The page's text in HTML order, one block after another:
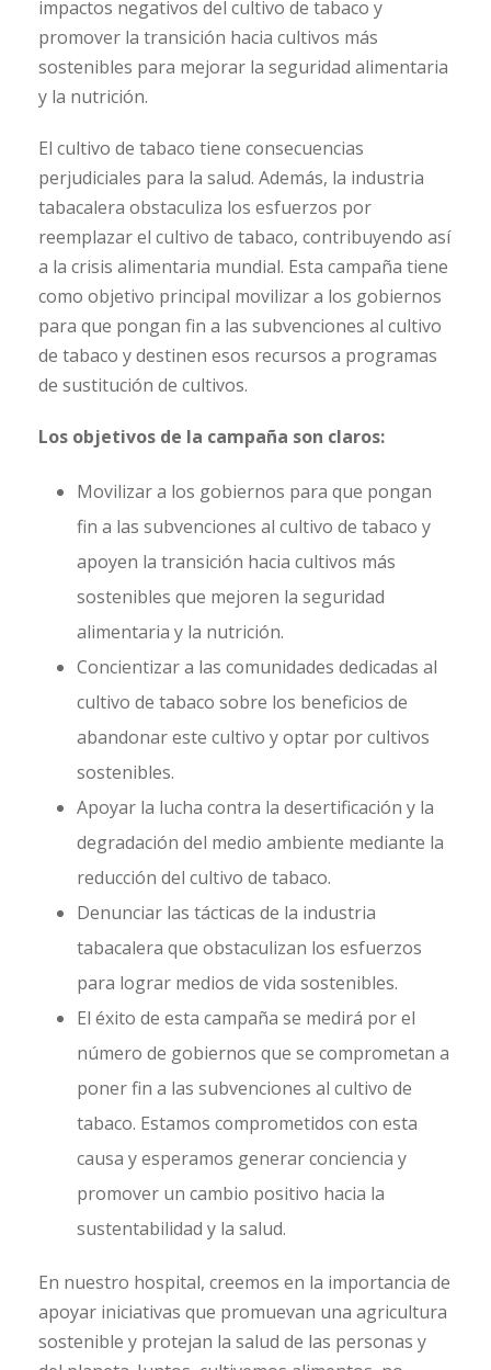
impactos negativos del cultivo de tabaco y
promover la transición hacia cultivos más
sostenibles para mejorar la seguridad alimentaria
y la nutrición.
El cultivo de tabaco tiene consecuencias
perjudiciales para la salud. Además, la industria
tabacalera obstaculiza los esfuerzos por
reemplazar el cultivo de tabaco, contribuyendo así
a la crisis alimentaria mundial. Esta campaña tiene
como objetivo principal movilizar a los gobiernos
para que pongan fin a las subvenciones al cultivo
de tabaco y destinen esos recursos a programas
de sustitución de cultivos.
Los objetivos de la campaña son claros:
Movilizar a los gobiernos para que pongan
fin a las subvenciones al cultivo de tabaco y
apoyen la transición hacia cultivos más
sostenibles que mejoren la seguridad
alimentaria y la nutrición.
Concientizar a las comunidades dedicadas al
cultivo de tabaco sobre los beneficios de
abandonar este cultivo y optar por cultivos
sostenibles.
Apoyar la lucha contra la desertificación y la
degradación del medio ambiente mediante la
reducción del cultivo de tabaco.
Denunciar las tácticas de la industria
tabacalera que obstaculizan los esfuerzos
para lograr medios de vida sostenibles.
El éxito de esta campaña se medirá por el
número de gobiernos que se comprometan a
poner fin a las subvenciones al cultivo de
tabaco. Estamos comprometidos con esta
causa y esperamos generar conciencia y
promover un cambio positivo hacia la
sustentabilidad y la salud.
En nuestro hospital, creemos en la importancia de
apoyar iniciativas que promuevan una agricultura
sostenible y protejan la salud de las personas y